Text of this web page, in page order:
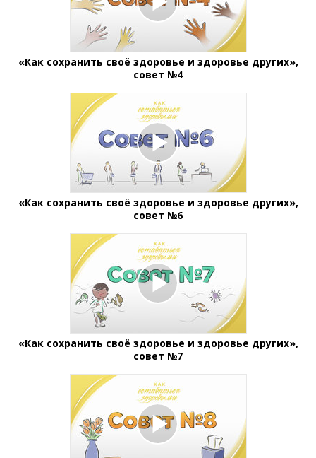
«Как сохранить своё здоровье и здоровье других»,
совет №4
«Как сохранить своё здоровье и здоровье других»,
совет №6
«Как сохранить своё здоровье и здоровье других»,
совет №7